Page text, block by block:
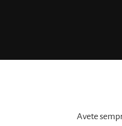
Avete